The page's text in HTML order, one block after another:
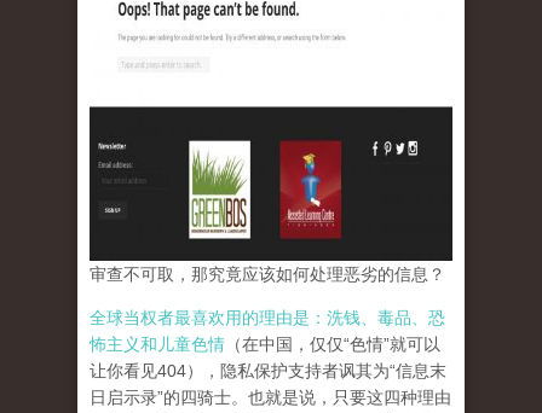
审查不可取，那究竟应该如何处理恶劣的信息？
全球当权者最喜欢用的理由是：洗钱、毒品、恐
怖主义和儿童色情 （在中国，仅仅“色情”就可以
让你看见404），隐私保护支持者讽其为“信息末
日启示录”的四骑士。也就是说，只要这四种理由